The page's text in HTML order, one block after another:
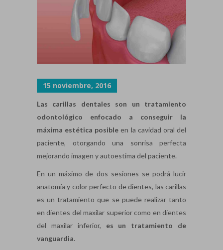
15 noviembre, 2016
Las carillas dentales son un tratamiento
odontológico enfocado a conseguir la
máxima estética posible en la cavidad oral del
paciente, otorgando una sonrisa perfecta
mejorando imagen y autoestima del paciente.
En un máximo de dos sesiones se podrá lucir
anatomía y color perfecto de dientes, las carillas
es un tratamiento que se puede realizar tanto
en dientes del maxilar superior como en dientes
del maxilar inferior, es un tratamiento de
vanguardia.